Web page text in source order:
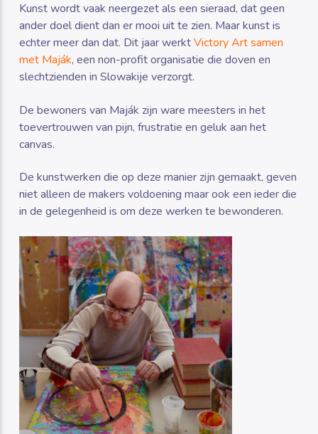
Kunst wordt vaak neergezet als een sieraad, dat geen
ander doel dient dan er mooi uit te zien. Maar kunst is
echter meer dan dat. Dit jaar werktVictory Art samen
met Maják, een non-profit organisatie die doven en
slechtzienden in Slowakije verzorgt.
De bewoners van Maják zijn ware meesters in het
toevertrouwen van pijn, frustratie en geluk aan het
canvas.
De kunstwerken die op deze manier zijn gemaakt, geven
niet alleen de makers voldoening maar ook een ieder die
in de gelegenheid is om deze werken te bewonderen.